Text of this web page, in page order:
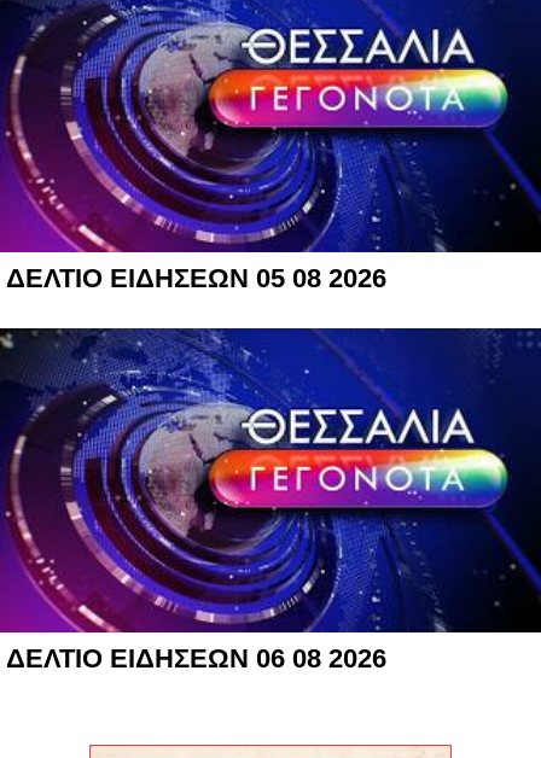
ΔΕΛΤΙΟ ΕΙΔΗΣΕΩΝ 05 08 2026
ΔΕΛΤΙΟ ΕΙΔΗΣΕΩΝ 06 08 2026